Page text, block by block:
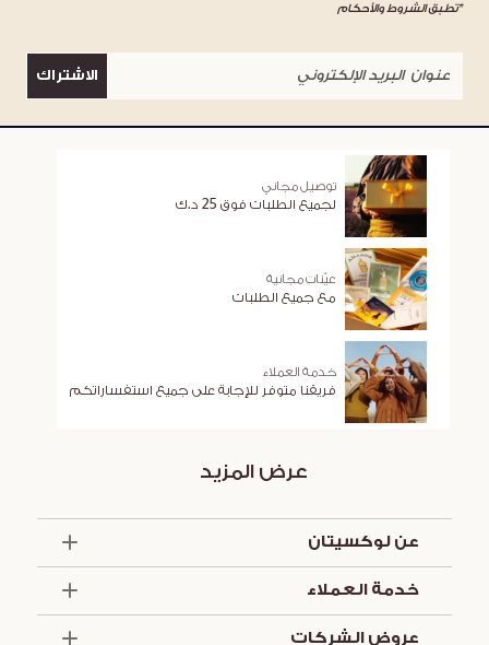
*تطبق الشروط والأحكام
الاشتراك
توصيل مجاني
لجميع الطلبات فوق 25 د.ك
عيّنات مجانية
مع جميع الطلبات
خدمة العملاء
فريقنا متوفر للإجابة على جميع استفساراتكم
عرض المزيد
عن لوكسيتان
العروض والخدمات
خدمة العملاء
عروض الشركات